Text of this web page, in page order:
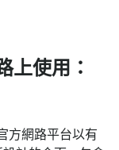
上使用：
方網路平台以有